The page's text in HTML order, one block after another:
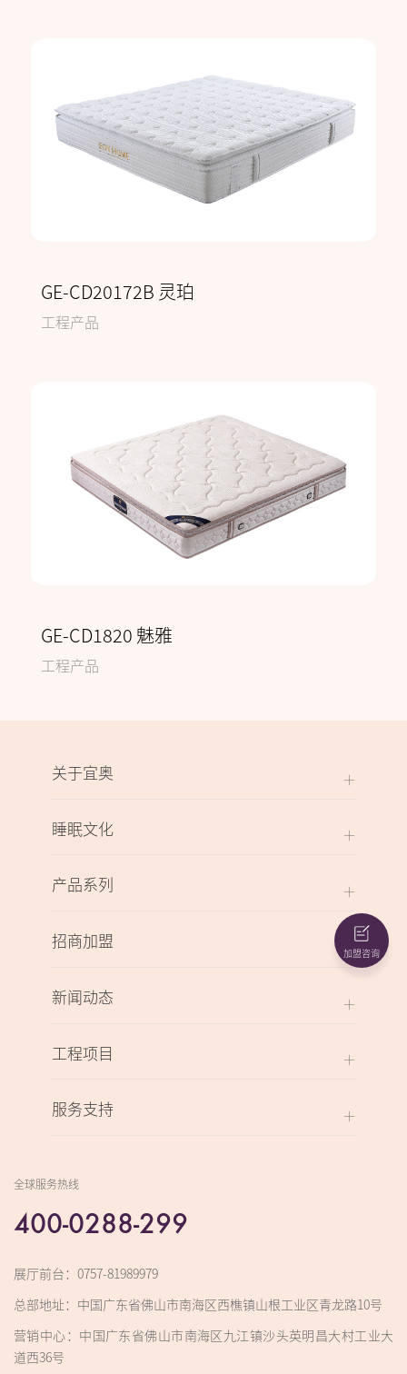
GE-CD20172B 灵珀
工程产品
GE-CD1820 魅雅
工程产品
关于宜奥
睡眠文化
产品系列
招商加盟
新闻动态
工程项目
服务支持
全球服务热线
400-0288-299
展厅前台：0757-81989979
总部地址：中国广东省佛山市南海区西樵镇山根工业区青龙路10号
营销中心：中国广东省佛山市南海区九江镇沙头英明昌大村工业大
道西36号
加盟咨询